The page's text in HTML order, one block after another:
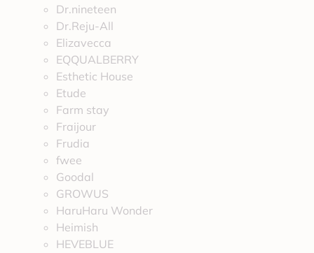
Dr.nineteen
Dr.Reju-All
Elizavecca
EQQUALBERRY
Esthetic House
Etude
Farm stay
Fraijour
Frudia
fwee
Goodal
GROWUS
HaruHaru Wonder
Heimish
HEVEBLUE